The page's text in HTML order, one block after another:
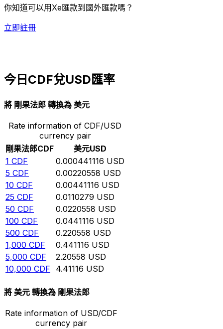
你知道可以用Xe匯款到國外匯款嗎？
立即註冊
今日CDF兌USD匯率
將 剛果法郎 轉換為 美元
Rate information of CDF/USD
currency pair
剛果法郎CDF 美元USD
1 CDF 0.000441116 USD
5 CDF 0.00220558 USD
10 CDF 0.00441116 USD
25 CDF 0.0110279 USD
50 CDF 0.0220558 USD
100 CDF 0.0441116 USD
500 CDF 0.220558 USD
1,000 CDF 0.441116 USD
5,000 CDF 2.20558 USD
10,000 CDF 4.41116 USD
將 美元 轉換為 剛果法郎
Rate information of USD/CDF
currency pair